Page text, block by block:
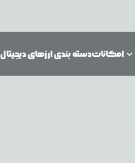
دسته بندی ارزهای دیجیتالامکانات